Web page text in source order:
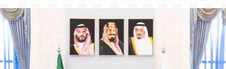
سلمان
وأشاد سمو محافظ الأحساء بالدعم الكبير الذي توليه القيادة
الرشيدة -حفظها الله- لقطاع الطيران والمطارات، مؤكدًا أن هذا
الدعم أسهم في تطوير البنية التحتية ورفع كفاءة الخدمات ، بما
انعكس على أداء مطارات الدمام، ومن بينها مطار الأحساء